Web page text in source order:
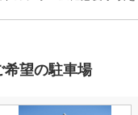
希望の駐車場